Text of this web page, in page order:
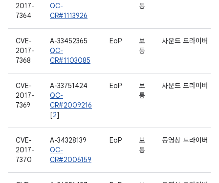
2017-
7364
QC-
CR#1113926
통
CVE-
2017-
7368
A-33452365
QC-
CR#1103085
EoP
보
통
사운드 드라이버
CVE-
2017-
7369
A-33751424
QC-
CR#2009216
[2]
EoP
보
통
사운드 드라이버
CVE-
2017-
7370
A-34328139
QC-
CR#2006159
EoP
보
통
동영상 드라이버